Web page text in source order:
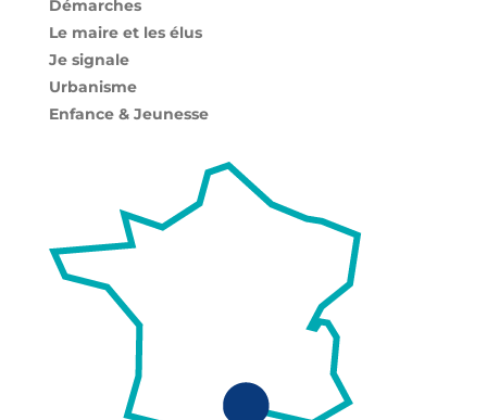
Démarches
Le maire et les élus
Je signale
Urbanisme
Enfance & Jeunesse